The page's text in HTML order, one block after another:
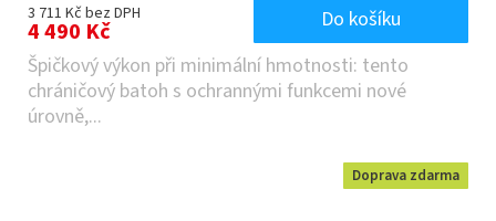
3 711 Kč bez DPH
4 490 Kč
Do košíku
Špičkový výkon při minimální hmotnosti: tento
chráničový batoh s ochrannými funkcemi nové
úrovně,...
Doprava zdarma